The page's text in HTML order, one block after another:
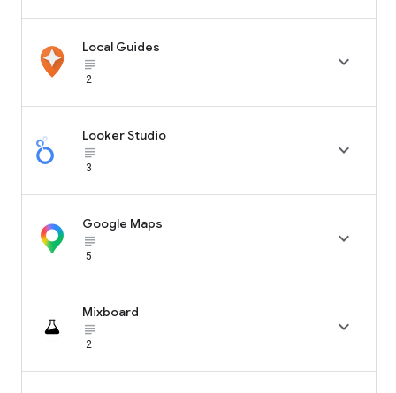
Local Guides
subject_black
2

Looker Studio
subject_black
3

Google Maps
subject_black
5

Mixboard
subject_black
2
